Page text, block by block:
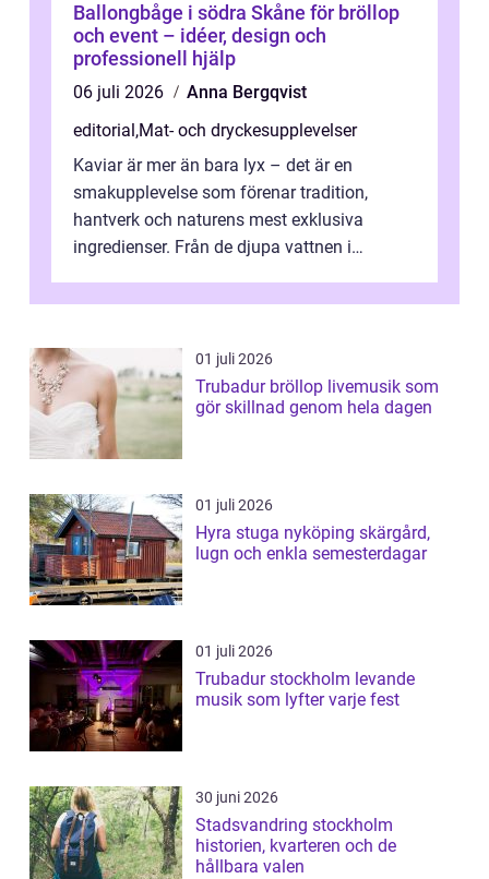
Ballongbåge i södra Skåne för bröllop
och event – idéer, design och
professionell hjälp
06 juli 2026
Anna Bergqvist
editorial,Mat- och dryckesupplevelser
Kaviar är mer än bara lyx – det är en
smakupplevelse som förenar tradition,
hantverk och naturens mest exklusiva
ingredienser. Från de djupa vattnen i
01 juli 2026
Trubadur bröllop livemusik som
gör skillnad genom hela dagen
01 juli 2026
Hyra stuga nyköping skärgård,
lugn och enkla semesterdagar
01 juli 2026
Trubadur stockholm levande
musik som lyfter varje fest
30 juni 2026
Stadsvandring stockholm
historien, kvarteren och de
hållbara valen